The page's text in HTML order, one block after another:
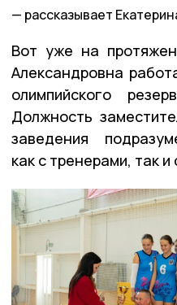
рассказывает
Вот уже на
Александровна
олимпийского
Должность
заведения
как с тренерами, так